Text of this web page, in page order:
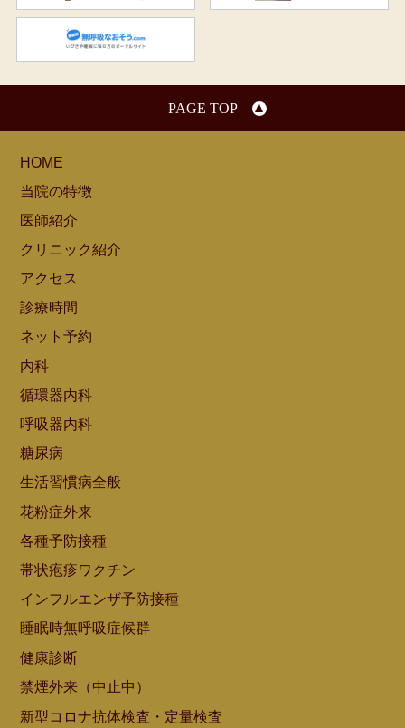
PAGE TOP
HOME
当院の特徴
医師紹介
クリニック紹介
アクセス
診療時間
ネット予約
内科
循環器内科
呼吸器内科
糖尿病
生活習慣病全般
花粉症外来
各種予防接種
帯状疱疹ワクチン
インフルエンザ予防接種
睡眠時無呼吸症候群
健康診断
禁煙外来（中止中）
新型コロナ抗体検査・定量検査